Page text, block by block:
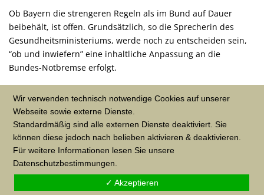
Ob Bayern die strengeren Regeln als im Bund auf Dauer
beibehält, ist offen. Grundsätzlich, so die Sprecherin des
Gesundheitsministeriums, werde noch zu entscheiden sein,
“ob und inwiefern” eine inhaltliche Anpassung an die
Bundes-Notbremse erfolgt.
Quelle: br24.de / Red. jruder.de
VERÖFFENTLICHT INCORONA-KRISE
Wir verwenden technisch notwendige Cookies auf unserer
Webseite sowie externe Dienste.
Standardmäßig sind alle externen Dienste deaktiviert. Sie
können diese jedoch nach belieben aktivieren & deaktivieren.
Für weitere Informationen lesen Sie unsere
Datenschutzbestimmungen.
✓ Akzeptieren